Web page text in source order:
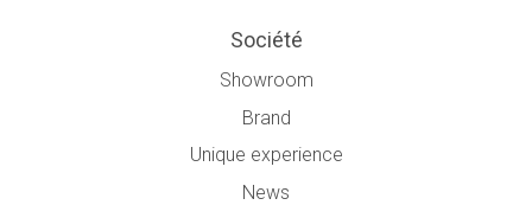
Société
Showroom
Brand
Unique experience
News